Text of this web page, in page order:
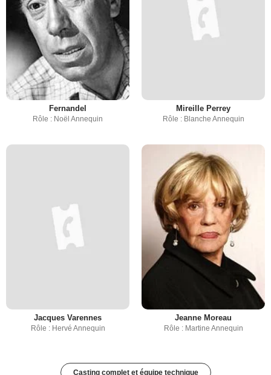
Fernandel
Rôle : Noël Annequin
Mireille Perrey
Rôle : Blanche Annequin
Jacques Varennes
Rôle : Hervé Annequin
Jeanne Moreau
Rôle : Martine Annequin
Casting complet et équipe technique